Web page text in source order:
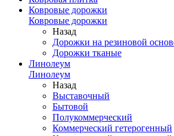
Ковровые дорожки
Ковровые дорожки
Назад
Дорожки на резиновой
Дорожки тканые
Линолеум
Линолеум
Назад
Выставочный
Бытовой
Полукоммерческий
Коммерческий гетерогенный